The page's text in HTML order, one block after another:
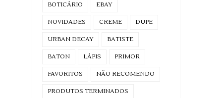
BOTICÁRIO EBAY
NOVIDADES CREME DUPE
URBAN DECAY BATISTE
BATON LÁPIS PRIMOR
FAVORITOS NÃO RECOMENDO
PRODUTOS TERMINADOS